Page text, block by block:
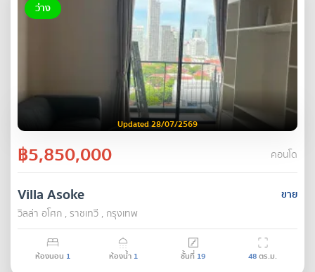
ว่าง
Updated 28/07/2569
฿5,850,000 คอนโด
ขาย
Villa Asoke
วิลล่า อโศก , ราชเทวี , กรุงเทพ
ห้องนอน 1 ห้องน้ำ 1 ชั้นที่ 19 48ตร.ม.